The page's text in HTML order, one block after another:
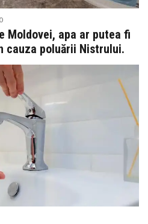
0
Moldovei, apa ar putea fi
cauza poluării Nistrului.